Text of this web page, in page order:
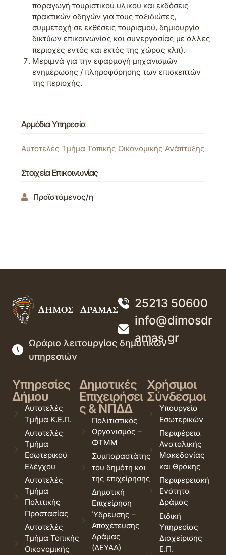
παραγωγή τουριστικού υλικού και εκδόσεις
πρακτικών οδηγών για τους ταξιδιώτες,
συμμετοχή σε εκθέσεις τουρισμού, δημιουργία
δικτύων επικοινωνίας και συνεργασίας με άλλες
περιοχές εντός και εκτός της χώρας κλπ).
Μεριμνά για την εφαρμογή μηχανισμών
ενημέρωσης / πληροφόρησης των επισκεπτών
της περιοχής.
Αρμόδια Υπηρεσία
Αυτοτελές Τμήμα Τοπικής Οικονομικής Ανάπτυξης
Στοιχεία Επικοινωνίας
Προϊστάμενος/η
25213 50600
info@dimosdr
amas.gr
Ωράριο λειτουργίας δημοτικών
υπηρεσιών
Υπηρεσίες
Δήμου
Αυτοτελές
Τμήμα Κ.Ε.Π.
Αυτοτελές
Τμήμα
Εσωτερικού
Ελέγχου
Αυτοτελές
Τμήμα
Πολιτικής
Προστασίας
Αυτοτελές
Τμήμα Τοπικής
Οικονομικής
Δημοτικές
Επιχειρήσει
ς & ΝΠΔΔ
Πολιτιστικός
Οργανισμός –
ΦΤΜΜ
Συμπαραστάτης
του δημότη και
της επιχείρησης
Δημοτική
Επιχείρηση
Ύδρευσης –
Αποχέτευσης
Δράμας
(ΔΕΥΑΔ)
Χρήσιμοι
Σύνδεσμοι
Υπουργείο
Εσωτερικών
Περιφέρεια
Ανατολικής
Μακεδονίας
και Θράκης
Περιφερειακή
Ενότητα
Δράμας
Ειδική
Υπηρεσίας
Διαχείρισης
Ε.Π.